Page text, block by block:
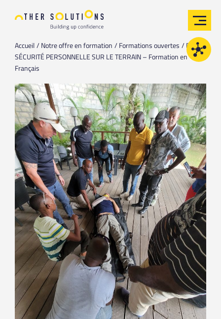
Accueil Notre offre en formation Formations ouvertes
PFST /
SÉCURITÉ PERSONNELLE SUR LE TERRAIN – Formation en
Français